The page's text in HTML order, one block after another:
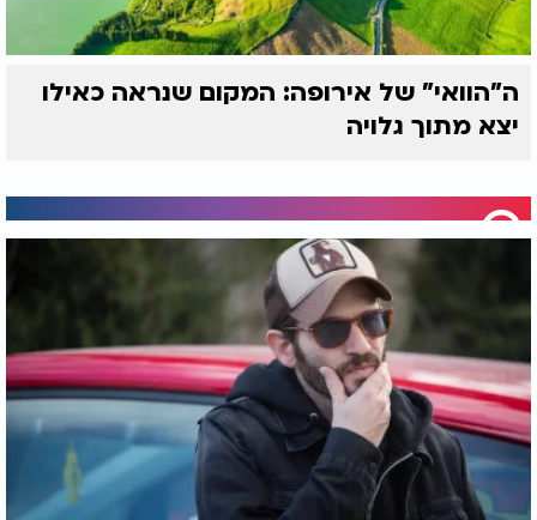
ה"הוואי" של אירופה: המקום שנראה כאילו
יצא מתוך גלויה